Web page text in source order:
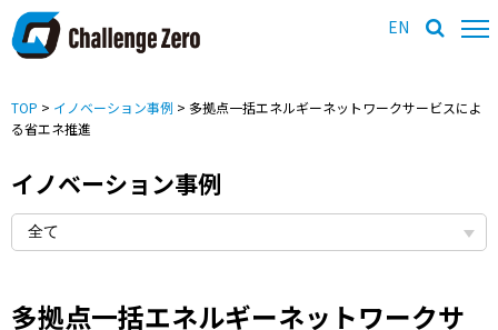
EN
TOP > イノベーション事例 > 多拠点一括エネルギーネットワークサービスによ
る省エネ推進
イノベーション事例
多拠点一括エネルギーネットワークサ